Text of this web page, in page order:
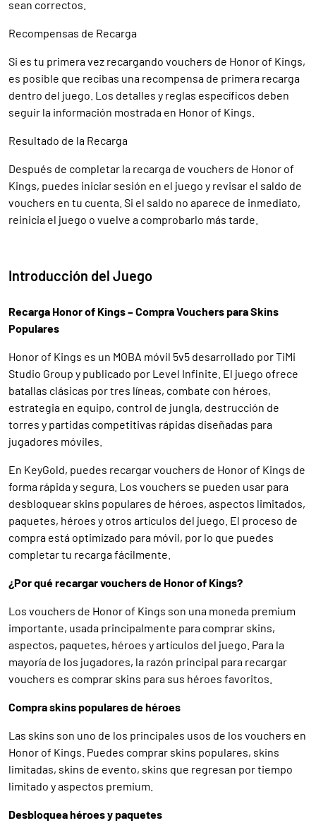
sean correctos.
Recompensas de Recarga
Si es tu primera vez recargando vouchers de Honor of Kings,
es posible que recibas una recompensa de primera recarga
dentro del juego. Los detalles y reglas específicos deben
seguir la información mostrada en Honor of Kings.
Resultado de la Recarga
Después de completar la recarga de vouchers de Honor of
Kings, puedes iniciar sesión en el juego y revisar el saldo de
vouchers en tu cuenta. Si el saldo no aparece de inmediato,
reinicia el juego o vuelve a comprobarlo más tarde.
Introducción del Juego
Recarga Honor of Kings – Compra Vouchers para Skins
Populares
Honor of Kings es un MOBA móvil 5v5 desarrollado por TiMi
Studio Group y publicado por Level Infinite. El juego ofrece
batallas clásicas por tres líneas, combate con héroes,
estrategia en equipo, control de jungla, destrucción de
torres y partidas competitivas rápidas diseñadas para
jugadores móviles.
En KeyGold, puedes recargar vouchers de Honor of Kings de
forma rápida y segura. Los vouchers se pueden usar para
desbloquear skins populares de héroes, aspectos limitados,
paquetes, héroes y otros artículos del juego. El proceso de
compra está optimizado para móvil, por lo que puedes
completar tu recarga fácilmente.
¿Por qué recargar vouchers de Honor of Kings?
Los vouchers de Honor of Kings son una moneda premium
importante, usada principalmente para comprar skins,
aspectos, paquetes, héroes y artículos del juego. Para la
mayoría de los jugadores, la razón principal para recargar
vouchers es comprar skins para sus héroes favoritos.
Compra skins populares de héroes
Las skins son uno de los principales usos de los vouchers en
Honor of Kings. Puedes comprar skins populares, skins
limitadas, skins de evento, skins que regresan por tiempo
limitado y aspectos premium.
Desbloquea héroes y paquetes